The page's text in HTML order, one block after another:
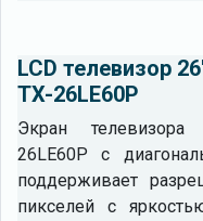
LCD телевизор
TX-26LE60P
Экран
26LE60P с
поддерживает
пикселей с